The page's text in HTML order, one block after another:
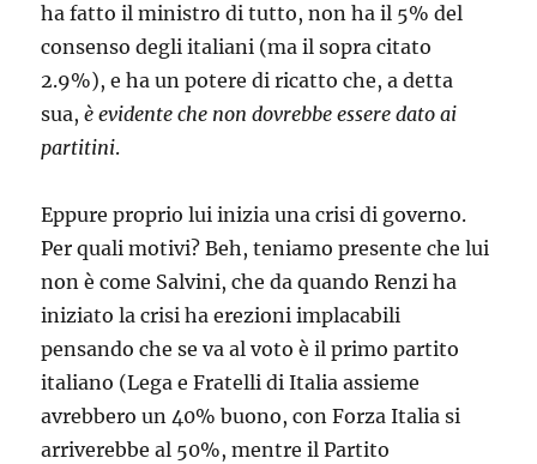
ha fatto il ministro di tutto, non ha il 5% del
consenso degli italiani (ma il sopra citato
2.9%), e ha un potere di ricatto che, a detta
sua,è evidente che non dovrebbe essere dato ai
partitini.
Eppure proprio lui inizia una crisi di governo.
Per quali motivi? Beh, teniamo presente che lui
non è come Salvini, che da quando Renzi ha
iniziato la crisi ha erezioni implacabili
pensando che se va al voto è il primo partito
italiano (Lega e Fratelli di Italia assieme
avrebbero un 40% buono, con Forza Italia si
arriverebbe al 50%, mentre il Partito